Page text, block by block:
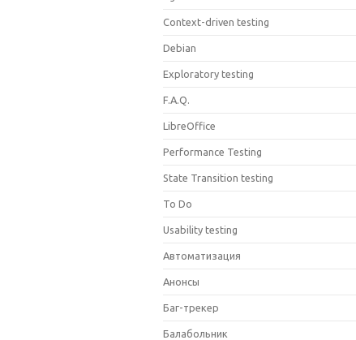
Context-driven testing
Debian
Exploratory testing
F.A.Q.
LibreOffice
Performance Testing
State Transition testing
To Do
Usability testing
Автоматизация
Анонсы
Баг-трекер
Балабольник